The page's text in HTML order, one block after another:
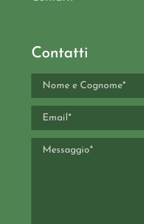
Contatti